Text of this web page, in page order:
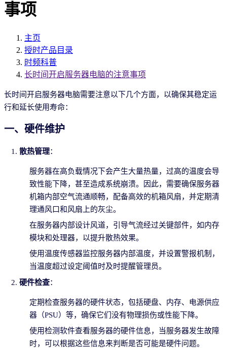
事项
主页
授时产品目录
时频科普
长时间开启服务器电脑的注意事项
长时间开启服务器电脑需要注意以下几个方面，以确保其稳定运
行和延长使用寿命：
一、硬件维护
散热管理：
服务器在高负载情况下会产生大量热量，过高的温度会导
致性能下降，甚至造成系统崩溃。因此，需要确保服务器
机箱内部空气流通顺畅，配备高效的机箱风扇，并定期清
理通风口和风扇上的灰尘。
在服务器内部设计风道，引导气流经过关键部件，如内存
模块和处理器，以提升散热效果。
使用温度传感器监控服务器内部温度，并设置警报机制，
当温度超过设定阈值时及时提醒管理员。
硬件检查：
定期检查服务器的硬件状态，包括硬盘、内存、电源供应
器（PSU）等，确保它们没有物理损伤或性能下降。
使用检测软件查看服务器的硬件信息，当服务器发生故障
时，可以根据这些信息来判断是否可能是硬件问题。